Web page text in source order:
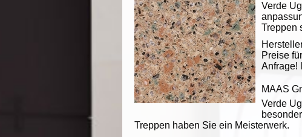
Verde
Treppen
Preise
Anfrage!
MAAS
Verde
Treppen haben Sie ein Meisterwerk.